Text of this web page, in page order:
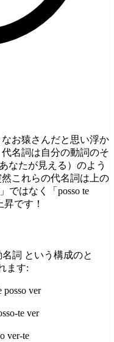
お猿さんだと思い浮か
名詞は自分の動詞のそ
なたが見える）のよう
これらの代名詞は上の
ではなく「posso te
です！
詞 という構成のと
ます:
posso ver
te ver
ver-te